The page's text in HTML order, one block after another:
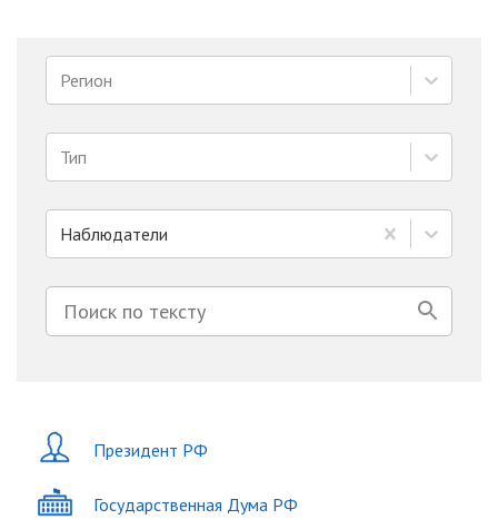
Регион
Тип
Наблюдатели
Президент РФ
Государственная Дума РФ